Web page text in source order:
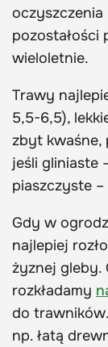
oczyszczenia
pozostałości
wieloletnie.
Trawy
5,5-6,5),
zbyt kwaśne,
jeśli gliniaste
piaszczyste
Gdy w
najlepiej
żyznej gleby.
rozkładamy
do
np. łatą